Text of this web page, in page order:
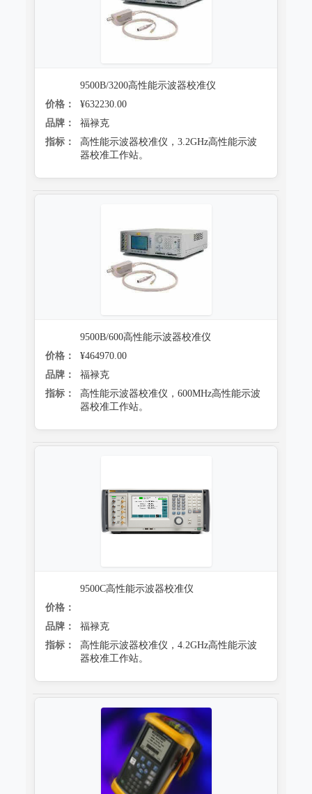
9500B/3200高性能示波器校准仪
价格：
¥632230.00
品牌：
福禄克
指标：
高性能示波器校准仪，3.2GHz高性能示波
器校准工作站。
9500B/600高性能示波器校准仪
价格：
¥464970.00
品牌：
福禄克
指标：
高性能示波器校准仪，600MHz高性能示波
器校准工作站。
9500C高性能示波器校准仪
价格：
品牌：
福禄克
指标：
高性能示波器校准仪，4.2GHz高性能示波
器校准工作站。